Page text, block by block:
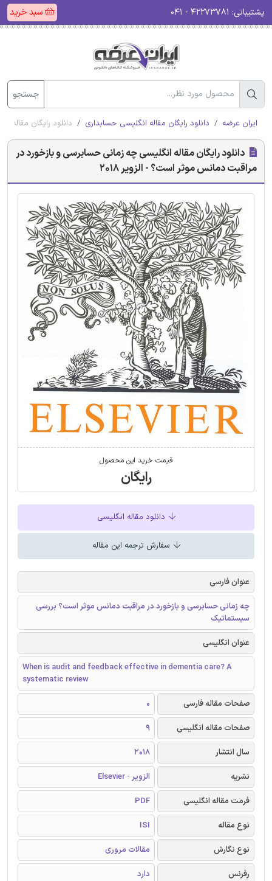
پشتیبانی: سبد خرید
جستجو
ایران عرضه دانلود رایگان مقاله انگلیسی حسابداری دانلود رایگان مقاله
دانلود رایگان مقاله انگلیسی چه زمانی حسابرسی و بازخورد در
مراقبت دمانس موثر است؟ - الزویر 2018
قیمت خرید این محصول
رایگان
دانلود مقاله انگلیسی
سفارش ترجمه این مقاله
عنوان فارسی
چه زمانی حسابرسی و بازخورد در مراقبت دمانس موثر است؟ بررسی
سیستماتیک
عنوان انگلیسی
When is audit and feedback effective in dementia care? A
systematic review
صفحات مقاله فارسی
0
صفحات مقاله انگلیسی
9
سال انتشار
2018
نشریه
الزویر - Elsevier
فرمت مقاله انگلیسی
PDF
نوع مقاله
ISI
نوع نگارش
مقالات مروری
رفرنس
دارد